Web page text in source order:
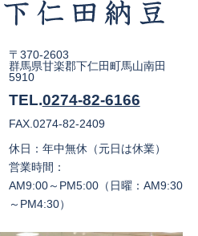
〒370-2603
群馬県甘楽郡下仁田町馬山南田
5910
TEL.0274-82-6166
FAX.0274-82-2409
休日：年中無休（元日は休業）
営業時間：
AM9:00～PM5:00（日曜：AM9:30
～PM4:30）